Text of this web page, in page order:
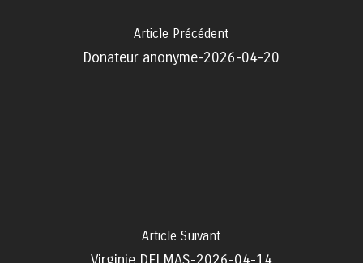
Article Précédent
Donateur anonyme-2026-04-20
Article Suivant